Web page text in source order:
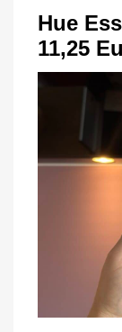
Hue
11,25